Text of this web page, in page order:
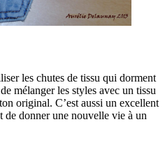
les chutes de tissu qui dorment
mélanger les styles avec un tissu
original. C’est aussi un excellent
de donner une nouvelle vie à un